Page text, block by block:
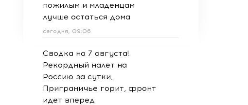
пожилым и младенцам
лучше остаться дома
сегодня, 09:06
Сводка на 7 августа!
Рекордный налет на
Россию за сутки,
Приграничье горит, фронт
идет вперед